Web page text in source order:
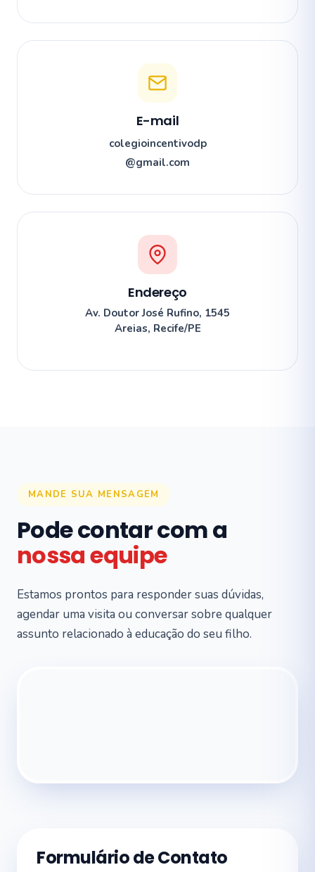
E-mail
colegioincentivodp
@gmail.com
Endereço
Av. Doutor José Rufino, 1545
Areias, Recife/PE
MANDE SUA MENSAGEM
Pode contar com a
nossa equipe
Estamos prontos para responder suas dúvidas,
agendar uma visita ou conversar sobre qualquer
assunto relacionado à educação do seu filho.
Formulário de Contato